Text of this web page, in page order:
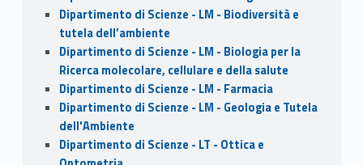
Dipartimento di Scienze - LM - Biodiversità e
tutela dell’ambiente
Dipartimento di Scienze - LM - Biologia per la
Ricerca molecolare, cellulare e della salute
Dipartimento di Scienze - LM - Farmacia
Dipartimento di Scienze - LM - Geologia e Tutela
dell'Ambiente
Dipartimento di Scienze - LT - Ottica e